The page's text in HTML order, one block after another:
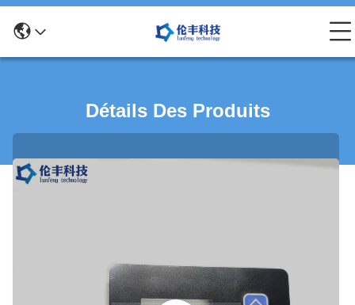
Détails Des Produits